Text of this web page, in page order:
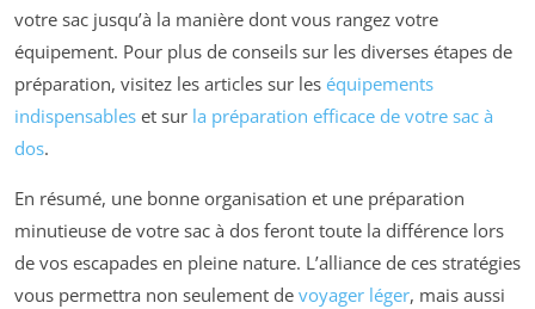
votre sac jusqu’à la manière dont vous rangez votre
équipement. Pour plus de conseils sur les diverses étapes de
préparation, visitez les articles sur les équipements
indispensables et sur la préparation efficace de votre sac à
dos.
En résumé, une bonne organisation et une préparation
minutieuse de votre sac à dos feront toute la différence lors
de vos escapades en pleine nature. L’alliance de ces stratégies
vous permettra non seulement de voyager léger, mais aussi